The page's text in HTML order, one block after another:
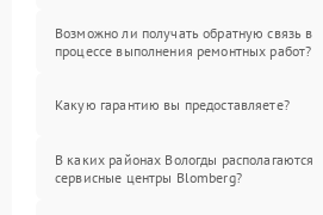
Возможно ли получать обратную связь в
процессе выполнения ремонтных работ?
Какую гарантию вы предоставляете?
В каких районах Вологды располагаются
сервисные центры Blomberg?